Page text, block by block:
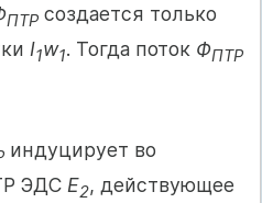
ПТР создается только
I1w1. Тогда поток ФПТР
индуцирует во
ЭДС E2, действующее